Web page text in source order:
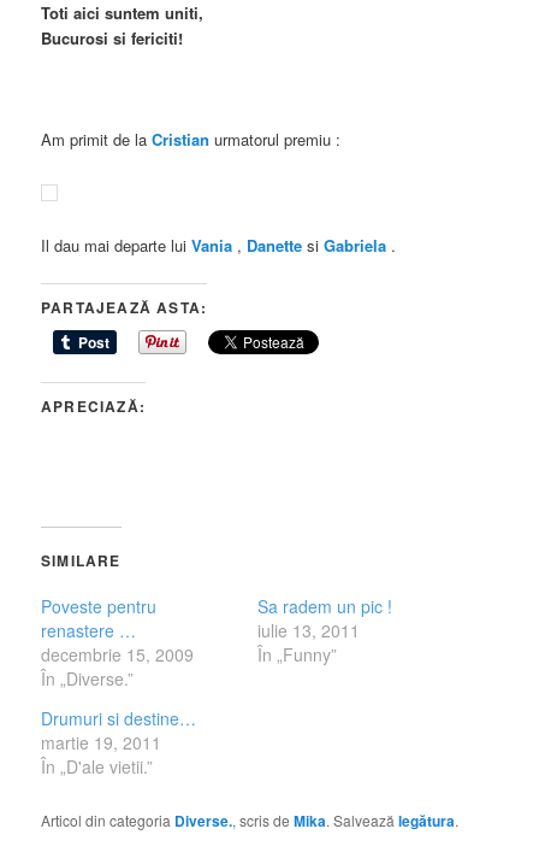
Toti aici suntem uniti,
Bucurosi si fericiti!
Am primit de laCristian urmatorul premiu :
Il dau mai departe lui Vania , Danette siGabriela .
PARTAJEAZĂ ASTA:
APRECIAZĂ:
SIMILARE
Poveste pentru
renastere …
decembrie 15, 2009
În „Diverse.”
Sa radem un pic !
iulie 13, 2011
În „Funny”
Drumuri si destine…
martie 19, 2011
În „D'ale vietii.”
Articol din categoria Diverse., scris deMika. Salveazălegătura.